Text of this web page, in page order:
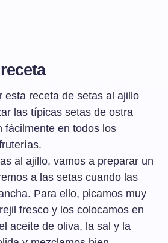
esta receta de setas al ajillo
las típicas setas de ostra
fácilmente en todos los
al ajillo, vamos a preparar un
a las setas cuando las
Para ello, picamos muy
fresco y los colocamos en
aceite de oliva, la sal y la